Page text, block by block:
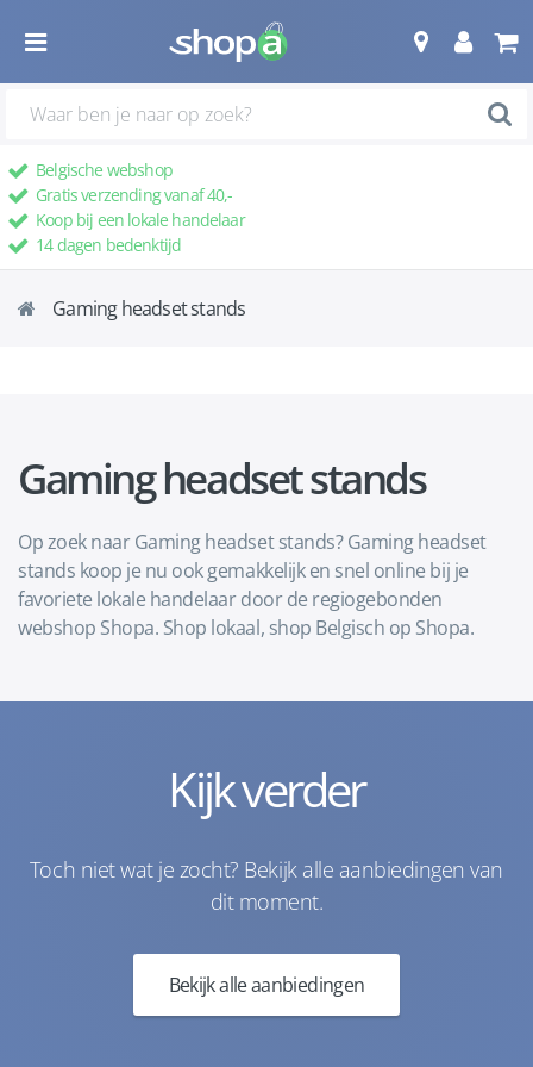
Belgische webshop
Gratis verzending vanaf 40,-
Koop bij een lokale handelaar
14 dagen bedenktijd
Gaming headset stands
Gaming headset stands
Op zoek naar Gaming headset stands? Gaming headset
stands koop je nu ook gemakkelijk en snel online bij je
favoriete lokale handelaar door de regiogebonden
webshop Shopa. Shop lokaal, shop Belgisch op Shopa.
Kijk verder
Toch niet wat je zocht? Bekijk alle aanbiedingen van
dit moment.
Bekijk alle aanbiedingen